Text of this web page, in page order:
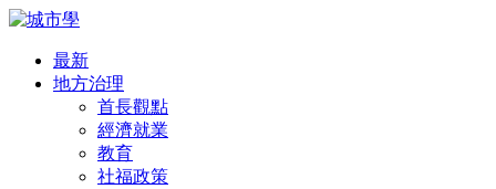
最新
地方治理
首長觀點
經濟就業
教育
社福政策